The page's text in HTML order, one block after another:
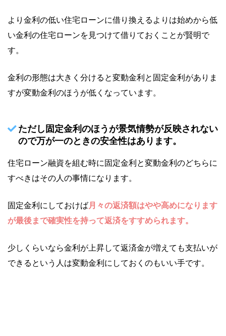
より金利の低い住宅ローンに借り換えるよりは始めから低
い金利の住宅ローンを見つけて借りておくことが賢明で
す。
金利の形態は大きく分けると変動金利と固定金利がありま
すが変動金利のほうが低くなっています。
ただし固定金利のほうが景気情勢が反映されない
ので万が一のときの安全性はあります。
住宅ローン融資を組む時に固定金利と変動金利のどちらに
すべきはその人の事情になります。
固定金利にしておけば月々の返済額はやや高めになります
が最後まで確実性を持って返済をすすめられます。
少しくらいなら金利が上昇して返済金が増えても支払いが
できるという人は変動金利にしておくのもいい手です。